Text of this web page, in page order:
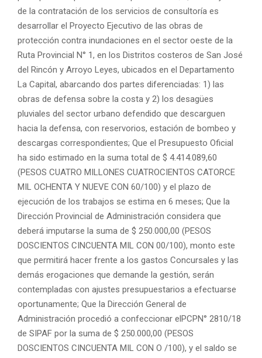
de la contratación de los servicios de consultoría es
desarrollar el Proyecto Ejecutivo de las obras de
protección contra inundaciones en el sector oeste de la
Ruta Provincial N° 1, en los Distritos costeros de San José
del Rincón y Arroyo Leyes, ubicados en el Departamento
La Capital, abarcando dos partes diferenciadas: 1) las
obras de defensa sobre la costa y 2) los desagües
pluviales del sector urbano defendido que descarguen
hacia la defensa, con reservorios, estación de bombeo y
descargas correspondientes; Que el Presupuesto Oficial
ha sido estimado en la suma total de $ 4.414.089,60
(PESOS CUATRO MILLONES CUATROCIENTOS CATORCE
MIL OCHENTA Y NUEVE CON 60/100) y el plazo de
ejecución de los trabajos se estima en 6 meses; Que la
Dirección Provincial de Administración considera que
deberá imputarse la suma de $ 250.000,00 (PESOS
DOSCIENTOS CINCUENTA MIL CON 00/100), monto este
que permitirá hacer frente a los gastos Concursales y las
demás erogaciones que demande la gestión, serán
contempladas con ajustes presupuestarios a efectuarse
oportunamente; Que la Dirección General de
Administración procedió a confeccionar elPCPN° 2810/18
de SIPAF por la suma de $ 250.000,00 (PESOS
DOSCIENTOS CINCUENTA MIL CON O /100), y el saldo se